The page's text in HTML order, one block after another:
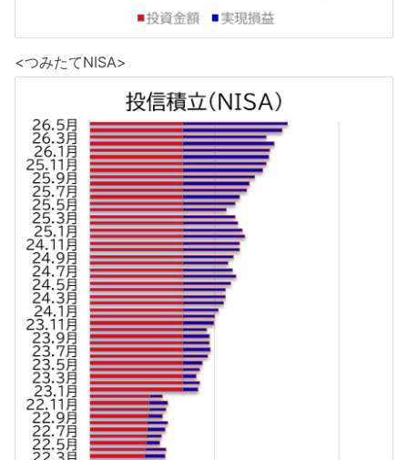
<つみたてNISA>